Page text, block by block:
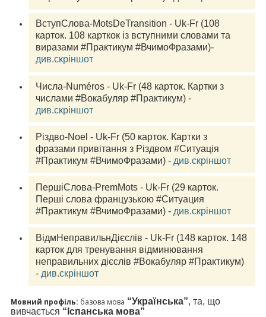
карток. 108 карткок із вступними словами та
див.скріншот
Числа-Numéros - Uk-Fr (48 карток. Картки з
див.скріншот
Різдво-Noel - Uk-Fr (50 карток. Картки з
фразами привітання з Різдвом #Ситуація
#Практикум #ВчимоФразами) - див.скріншот
ПершіСлова-PremMots - Uk-Fr (29 карток.
Перші слова французькою #Ситуация
#Практикум #ВчимоФразами) - див.скріншот
ВідмНеправильнДієслів - Uk-Fr (148 карток. 148
карток для тренування відминювання
неправильних дієслів #Вокабуляр #Практикум)
- див.скріншот
Мовний профіль: базова мова “Українська”, та, що
вивчається “Іспанська мова”